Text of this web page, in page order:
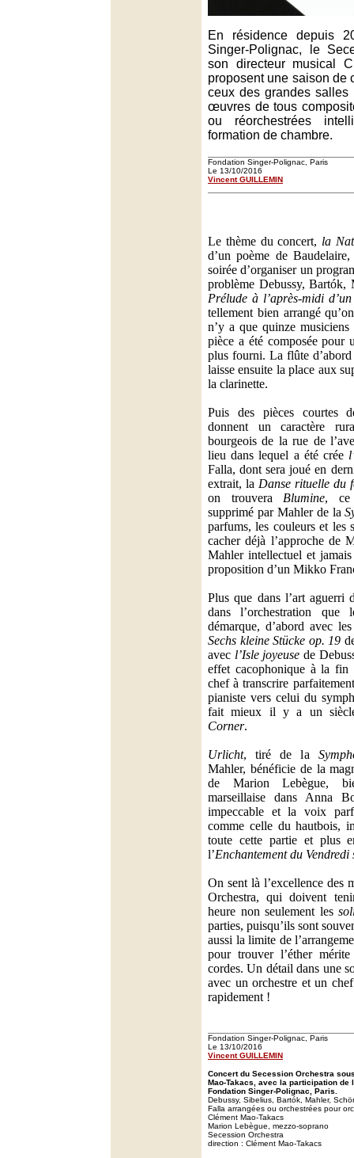
En résidence depuis
Singer-Polignac, le
son directeur musical
proposent une saison de
ceux des grandes salles
œuvres de tous
ou réorchestrées
formation de chambre.
Fondation Singer-Polignac, Paris
Le 13/10/2016
Vincent GUILLEMIN
Le thème du concert, la
d’un poème de
soirée d’organiser un
problème Debussy, Bartók,
Prélude à l’après-midi
tellement bien arrangé
n’y a que quinze
pièce a été composée pour
plus fourni. La flûte d’abord
laisse ensuite la place aux
la clarinette.
Puis des pièces courtes
donnent un caractère
bourgeois de la rue de
lieu dans lequel a été crée
Falla, dont sera joué en
extrait, la Danse rituelle du
on trouvera Blumine, ce
supprimé par Mahler de la
parfums, les couleurs et les
cacher déjà l’approche de
Mahler intellectuel et
proposition d’un Mikko
Plus que dans l’art aguerri
dans l’orchestration que
démarque, d’abord avec
Sechs kleine Stücke op. 19
avec l’Isle joyeuse de
effet cacophonique à la fin
chef à transcrire
pianiste vers celui du
fait mieux il y a un
Corner.
Urlicht, tiré de la
Mahler, bénéficie de la
de Marion Lebègue,
marseillaise dans Anna
impeccable et la voix
comme celle du hautbois,
toute cette partie et plus
l’Enchantement du Vendredi
On sent là l’excellence des
Orchestra, qui doivent
heure non seulement les
parties, puisqu’ils sont
aussi la limite de
pour trouver l’éther
cordes. Un détail dans une
avec un orchestre et un
rapidement !
Fondation Singer-Polignac, Paris
Le 13/10/2016
Vincent GUILLEMIN
Concert du Secession Orchestra
Mao-Takacs, avec la participation de
Fondation Singer-Polignac, Paris.
Debussy, Sibelius, Bartók, Mahler,
Falla arrangées ou orchestrées pour
Clément Mao-Takacs
Marion Lebègue, mezzo-soprano
Secession Orchestra
direction : Clément Mao-Takacs